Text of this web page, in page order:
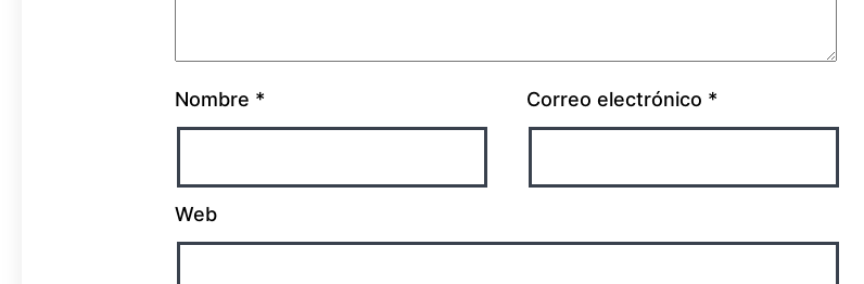
Nombre * Correo electrónico *
Web